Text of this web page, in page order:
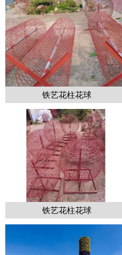
铁艺花柱花球
铁艺花柱花球